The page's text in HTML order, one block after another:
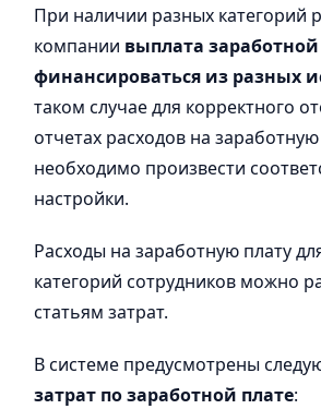
При наличии разных категорий
компании выплата
финансироваться из разных
таком случае для корректного
отчетах расходов на
необходимо произвести
настройки.
Расходы на заработную плату
категорий сотрудников можно
статьям затрат.
В системе предусмотрены
затрат по заработной плате: